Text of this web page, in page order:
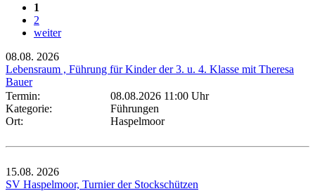
1
2
weiter
08.08. 2026
Lebensraum , Führung für Kinder der 3. u. 4. Klasse mit Theresa
Bauer
Termin:
08.08.2026 11:00 Uhr
Kategorie:
Führungen
Ort:
Haspelmoor
15.08. 2026
SV Haspelmoor, Turnier der Stockschützen